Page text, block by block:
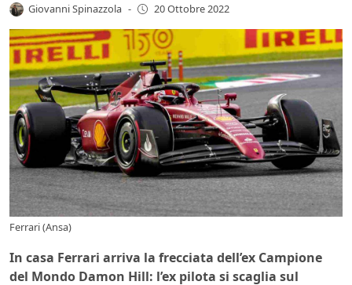
Giovanni Spinazzola - 20 Ottobre 2022
Ferrari (Ansa)
In casa Ferrari arriva la frecciata dell’ex Campione
del Mondo Damon Hill: l’ex pilota si scaglia sul